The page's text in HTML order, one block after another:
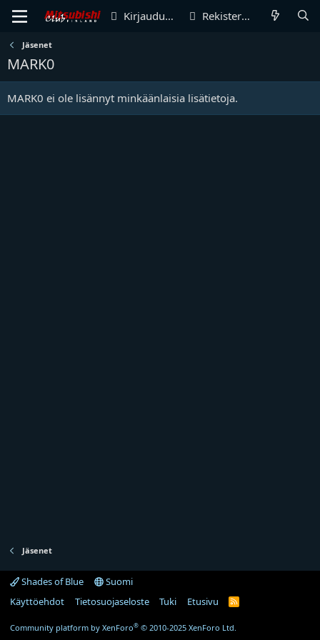
Kirjaudu sisään Rekisteröidy
Jäsenet
MARK0
MARK0 ei ole lisännyt minkäänlaisia lisätietoja.
Jäsenet
Shades of Blue
Suomi
Käyttöehdot
Tietosuojaseloste Tuki Etusivu
R
Community platform by XenForo® © 2010-2025 XenForo Ltd.